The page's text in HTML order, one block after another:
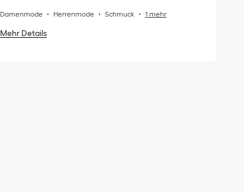
Damenmode Herrenmode Schmuck 1 mehr
Mehr Details